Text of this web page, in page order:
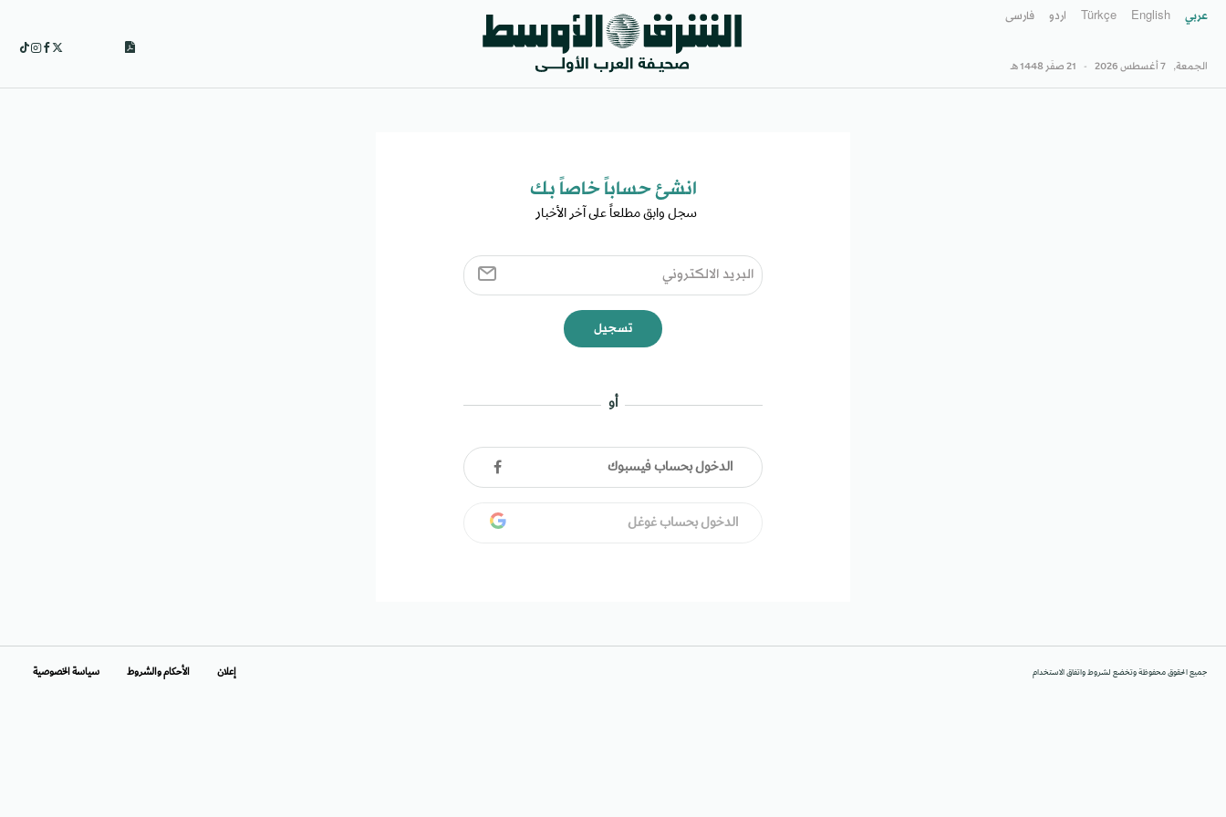
عربي English
Türkçe اردو فارسى
الجمعة, 7 أغسطس 2026 - 21 صفَر 1448 هـ
انشئ حساباً خاصاً بك​
سجل وابق مطلعاً على آخر الأخبار ​
تسجيل
أو
الدخول بحساب فيسبوك
الدخول بحساب غوغل
جميع الحقوق محفوظة وتخضع لشروط واتفاق الاستخدام إعلان الأحكام والشروط سياسة الخصوصية